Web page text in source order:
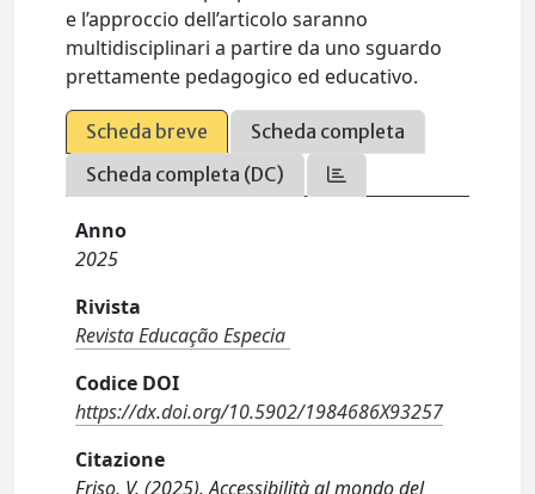
e l’approccio dell’articolo saranno
multidisciplinari a partire da uno sguardo
prettamente pedagogico ed educativo.
Scheda breve
Scheda completa
Scheda completa (DC)
Anno
2025
Rivista
Revista Educação Especia
Codice DOI
https://dx.doi.org/10.5902/1984686X93257
Citazione
Friso, V. (2025). Accessibilità al mondo del